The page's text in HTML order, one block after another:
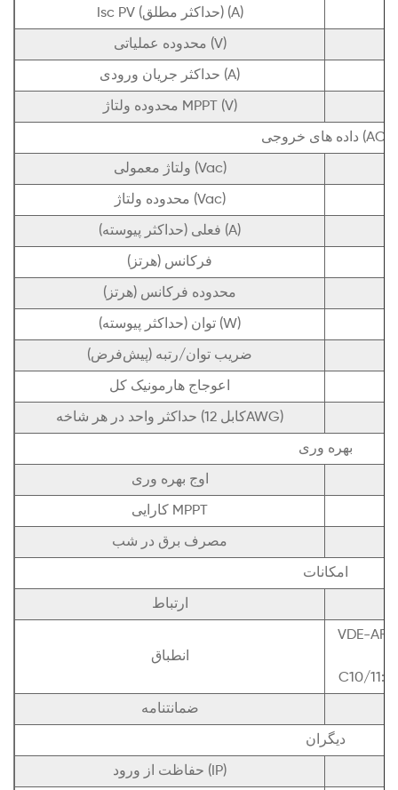
Isc PV (حداکثر مطلق) (A)
محدوده عملیاتی (V)
حداکثر جریان ورودی (A)
محدوده ولتاژ MPPT (V)
داده های خروجی (AC)
ولتاژ معمولی (Vac)
محدوده ولتاژ (Vac)
فعلی (حداکثر پیوسته) (A)
فرکانس (هرتز)
محدوده فرکانس (هرتز)
توان (حداکثر پیوسته) (W)
ضریب توان/رتبه (پیش‌فرض)
اعوجاج هارمونیک کل
حداکثر واحد در هر شاخه (کابل 12AWG)
بهره وری
اوج بهره وری
کارایی MPPT
مصرف برق در شب
امکانات
ارتباط
انطباق
VDE-AR-
C10/
ضمانتنامه
دیگران
حفاظت از ورود (IP)